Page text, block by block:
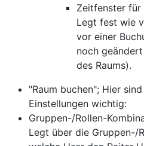
Zeitfenster für
Legt fest wie
vor einer
noch
des Raums).
"Raum buchen"; Hier
Einstellungen wichtig:
Gruppen-/Rollen-
Legt über die Gruppen-/